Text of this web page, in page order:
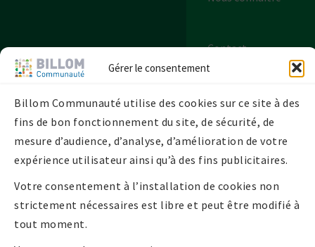
Gérer le consentement
Billom Communauté utilise des cookies sur ce site à des
fins de bon fonctionnement du site, de sécurité, de
mesure d’audience, d’analyse, d’amélioration de votre
expérience utilisateur ainsi qu’à des fins publicitaires.
Votre consentement à l’installation de cookies non
strictement nécessaires est libre et peut être modifié à
tout moment.
Contact
Plan de site
Politique de
confidentialité
Politique de
cookies UE